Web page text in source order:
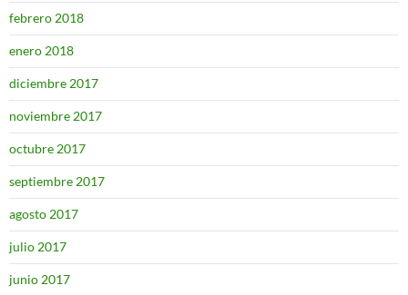
febrero 2018
enero 2018
diciembre 2017
noviembre 2017
octubre 2017
septiembre 2017
agosto 2017
julio 2017
junio 2017